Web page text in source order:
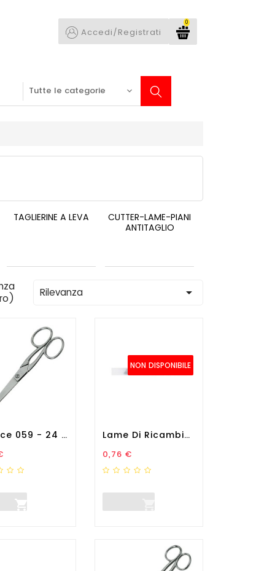
0
Accedi/Registrati
TAGLIERINE A LEVA
CUTTER-LAME-PIANI
ANTITAGLIO
Rilevanza 
Forbice 059 - 24 Cm -...

NON DISPONIBILE
Lame Di Ricambio - Per...
Prezzo
0,76 €